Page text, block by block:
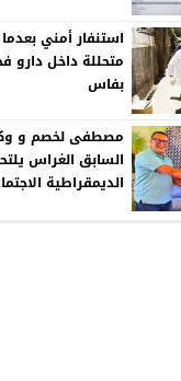
استنفار أمني
متحللة داخل دارو
بفاس
مصطفى لخصم و
السابق الغراس
الديمقراطية